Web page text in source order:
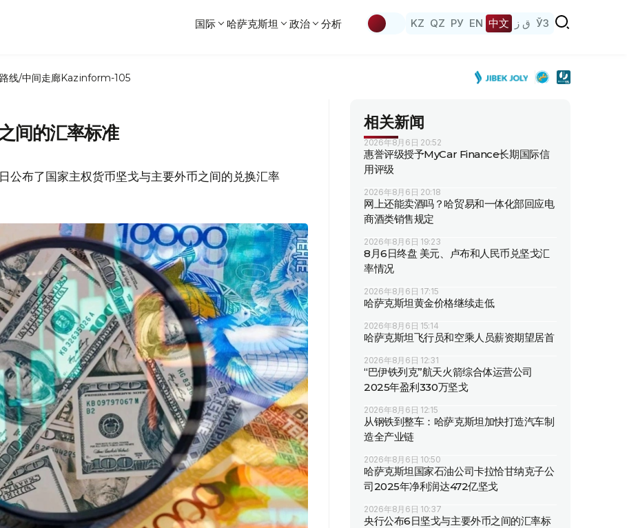
国际 哈萨克斯坦 政治 分析 KZ QZ РУ EN 中文 ق ز ЎЗ
线/中间走廊Kazinform-105
间的汇率标准
公布了国家主权货币坚戈与主要外币之间的兑换汇率
相关新闻
2026年8月6日 20:52
惠誉评级授予MyCar Finance长期国际信
用评级
2026年8月6日 20:18
网上还能卖酒吗？哈贸易和一体化部回应电
商酒类销售规定
2026年8月6日 19:23
8月6日终盘 美元、卢布和人民币兑坚戈汇
率情况
2026年8月6日 17:15
哈萨克斯坦黄金价格继续走低
2026年8月6日 15:14
哈萨克斯坦飞行员和空乘人员薪资期望居首
2026年8月6日 12:31
“巴伊铁列克”航天火箭综合体运营公司
2025年盈利330万坚戈
2026年8月6日 12:15
从钢铁到整车：哈萨克斯坦加快打造汽车制
造全产业链
2026年8月6日 10:50
哈萨克斯坦国家石油公司卡拉恰甘纳克子公
司2025年净利润达472亿坚戈
2026年8月6日 10:37
央行公布6日坚戈与主要外币之间的汇率标